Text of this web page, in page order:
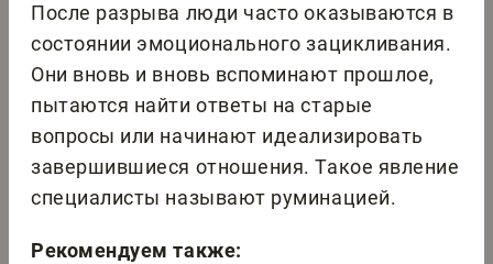
После разрыва люди часто оказываются в
состоянии эмоционального зацикливания.
Они вновь и вновь вспоминают прошлое,
пытаются найти ответы на старые
вопросы или начинают идеализировать
завершившиеся отношения. Такое явление
специалисты называют руминацией.
Рекомендуем также: